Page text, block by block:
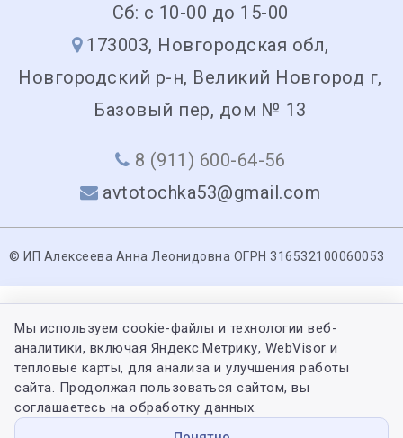
Сб: с 10-00 до 15-00
173003, Новгородская обл,
Новгородский р-н, Великий Новгород г,
Базовый пер, дом № 13
8 (911) 600-64-56
avtotochka53@gmail.com
© ИП Алексеева Анна Леонидовна ОГРН 316532100060053
Мы используем cookie-файлы и технологии веб-
аналитики, включая Яндекс.Метрику, WebVisor и
тепловые карты, для анализа и улучшения работы
сайта. Продолжая пользоваться сайтом, вы
соглашаетесь на обработку данных.